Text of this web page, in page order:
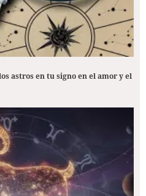
astros en tu signo en el amor y el